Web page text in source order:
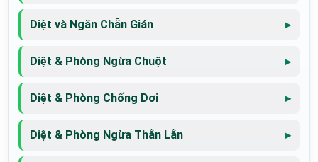
Diệt và Ngăn Chẵn Gián
Diệt & Phòng Ngừa Chuột
Diệt & Phòng Chống Dơi
Diệt & Phòng Ngừa Thằn Lằn